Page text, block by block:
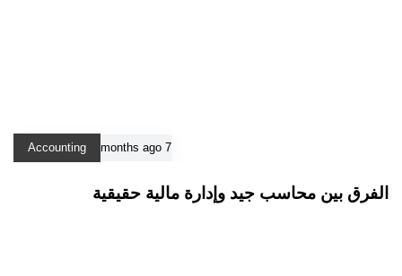
7 months ago
Accounting
الفرق بين محاسب جيد وإدارة مالية حقيقية